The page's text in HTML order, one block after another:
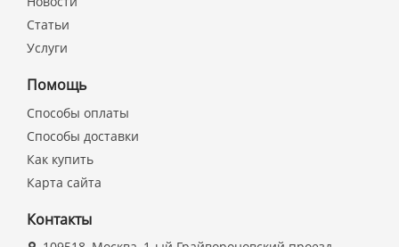
Статьи
Услуги
Помощь
Способы оплаты
Способы доставки
Как купить
Карта сайта
Контакты